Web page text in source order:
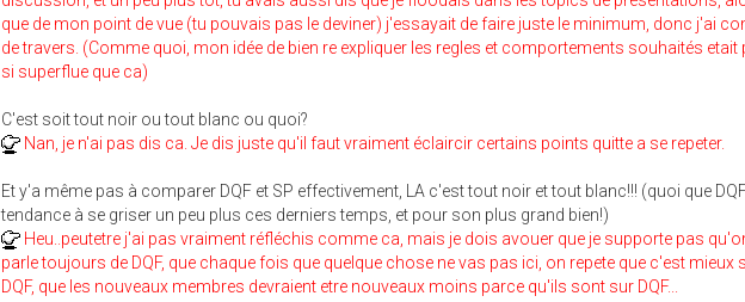
que de mon point de vue (tu pouvais pas le deviner) j'essayait de faire juste le minimum, donc j'ai
de travers. (Comme quoi, mon idée de bien re expliquer les regles et comportements souhaités etait
si superflue que ca)
C'est soit tout noir ou tout blanc ou quoi?
Nan, je n'ai pas dis ca. Je dis juste qu'il faut vraiment éclaircir certains points quitte a se repeter.
Et y'a même pas à comparer DQF et SP effectivement, LA c'est tout noir et tout blanc!!! (quoi que
tendance à se griser un peu plus ces derniers temps, et pour son plus grand bien!)
Heu..peutetre j'ai pas vraiment réfléchis comme ca, mais je dois avouer que je supporte pas
parle toujours de DQF, que chaque fois que quelque chose ne vas pas ici, on repete que c'est mieux
DQF, que les nouveaux membres devraient etre nouveaux moins parce qu'ils sont sur DQF...